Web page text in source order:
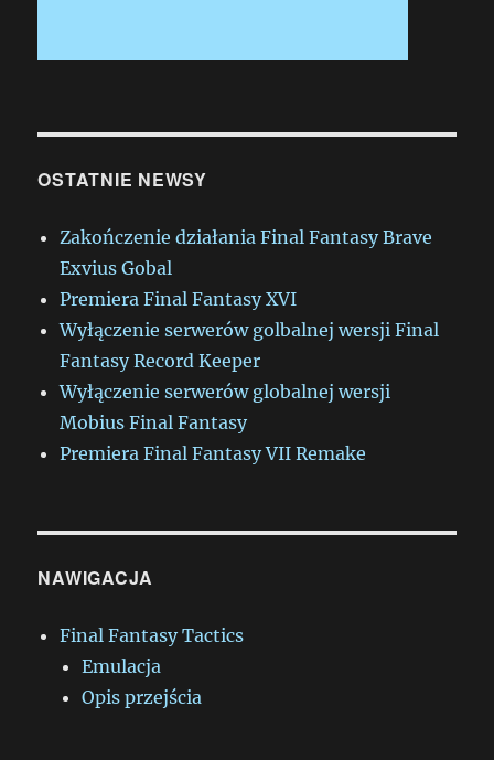
OSTATNIE NEWSY
Zakończenie działania Final Fantasy Brave
Exvius Gobal
Premiera Final Fantasy XVI
Wyłączenie serwerów golbalnej wersji Final
Fantasy Record Keeper
Wyłączenie serwerów globalnej wersji
Mobius Final Fantasy
Premiera Final Fantasy VII Remake
NAWIGACJA
Final Fantasy Tactics
Emulacja
Opis przejścia